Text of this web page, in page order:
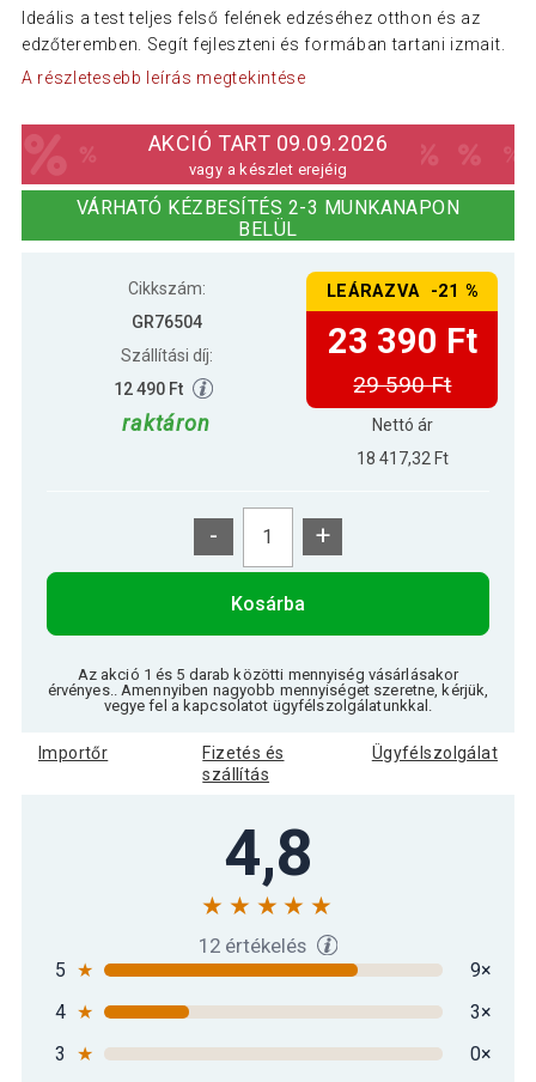
Ideális a test teljes felső felének edzéséhez otthon és az
edzőteremben. Segít fejleszteni és formában tartani izmait.
A részletesebb leírás megtekintése
AKCIÓ TART 09.09.2026
vagy a készlet erejéig
VÁRHATÓ KÉZBESÍTÉS 2-3 MUNKANAPON
BELÜL
Cikkszám:
GR76504
Szállítási díj:
12 490 Ft
raktáron
LEÁRAZVA -21 %
23 390 Ft
29 590 Ft
Nettó ár
18 417,32 Ft
- +
Kosárba
Az akció 1 és 5 darab közötti mennyiség vásárlásakor
érvényes.. Amennyiben nagyobb mennyiséget szeretne, kérjük,
vegye fel a kapcsolatot ügyfélszolgálatunkkal.
Importőr
Fizetés és
szállítás
Ügyfélszolgálat
4,8
12 értékelés
5 ★
9×
4 ★
3×
3
★
0×